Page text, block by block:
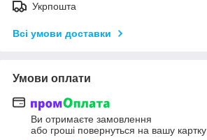
Укрпошта
Всі умови доставки
Умови оплати
Ви отримаєте замовлення
або гроші повернуться на вашу картку